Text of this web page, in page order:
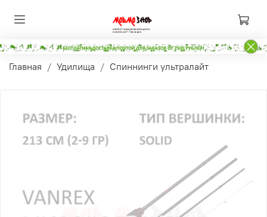
Главная Удилища Спиннинги ультралайт